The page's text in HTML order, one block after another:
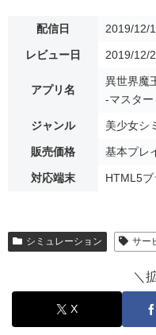
配信日 2019/12/
レビュー日 2019/12/
アプリ名
異世界魔
-マスタ
ジャンル 美少女シ
販売価格 基本プレ
対応端末 HTML5ブ
シミュレーション サー
＼
X